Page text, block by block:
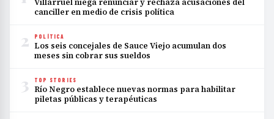
canciller en medio de crisis política
2 POLÍTICA
Los seis concejales de Sauce Viejo acumulan dos
meses sin cobrar sus sueldos
3 TOP STORIES
Río Negro establece nuevas normas para habilitar
piletas públicas y terapéuticas